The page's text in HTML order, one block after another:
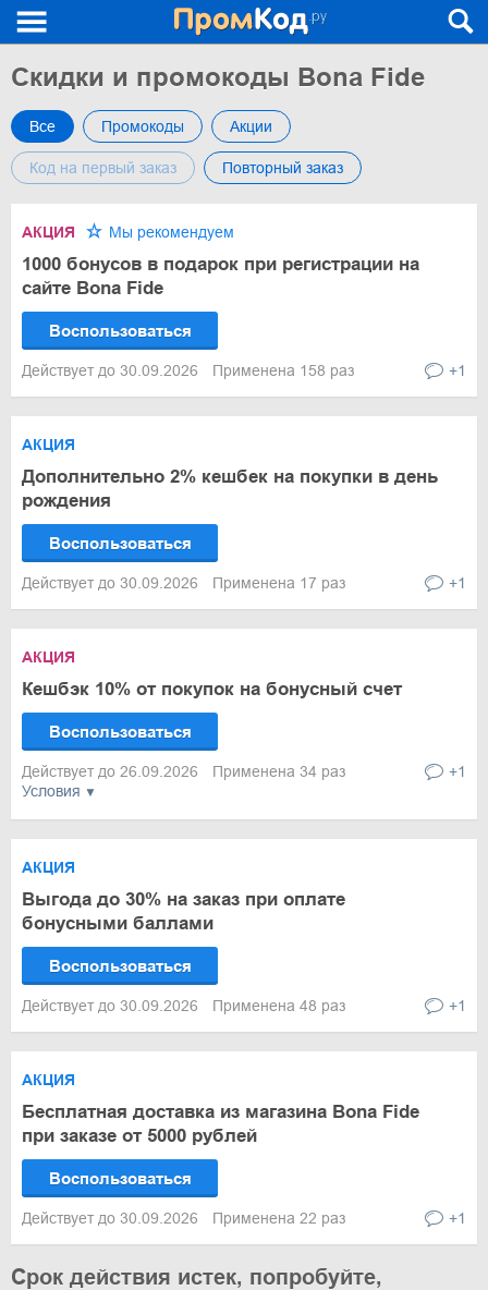
Скидки и промокоды Bona Fide
Все Промокоды Акции
Код на первый заказ Повторный заказ
АКЦИЯ Мы рекомендуем
1000 бонусов в подарок при регистрации на
сайте Bona Fide
Воспользоваться
Действует до 30.09.2026 Применена 158 раз +1
АКЦИЯ
Дополнительно 2% кешбек на покупки в день
рождения
Воспользоваться
Действует до 30.09.2026 Применена 17 раз +1
Условия
АКЦИЯ
Кешбэк 10% от покупок на бонусный счет
Воспользоваться
Действует до 26.09.2026 Применена 34 раз +1
АКЦИЯ
Выгода до 30% на заказ при оплате
бонусными баллами
Воспользоваться
Действует до 30.09.2026 Применена 48 раз +1
АКЦИЯ
Бесплатная доставка из магазина Bona Fide
при заказе от 5000 рублей
Воспользоваться
Действует до 30.09.2026 Применена 22 раз +1
Срок действия истек, попробуйте,